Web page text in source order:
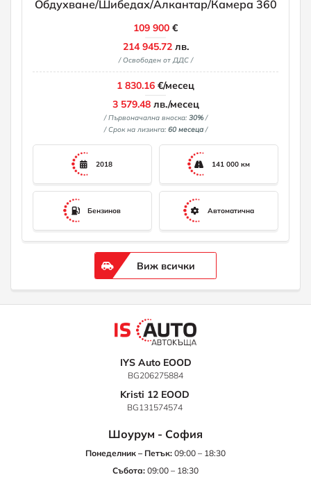
Обдухване/Шибедах/Алкантар/Камера 360
109 900 €
214 945.72лв.
/ Освободен от ДДС /
1 830.16 €/месец
3 579.48лв./месец
/ Първоначална вноска: 30%/
/ Срок на лизинга: 60 месеца/
2018 141 000 км
Бензинов Автоматична
Виж всички
IYS Auto EOOD
BG206275884
Kristi 12 EOOD
BG131574574
Шоурум - София
Понеделник – Петък: 09:00 – 18:30
Събота: 09:00 – 18:30